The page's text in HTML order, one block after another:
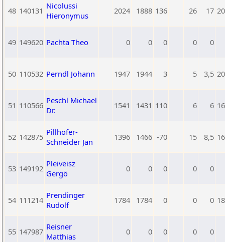
48 140131 Nicolussi
Hieronymus
2024 1888 136 26 17
49 149620 Pachta Theo 0 0 0 0 0
50 110532 Perndl Johann 1947 1944 3 5 3,5
51 110566 Peschl Michael
Dr.
1541 1431 110 6 6
52 142875 Pillhofer-
Schneider Jan
1396 1466 -70 15 8,5
53 149192 Pleiveisz
Gergö
0 0 0 0 0
54 111214 Prendinger
Rudolf
1784 1784 0 0 0
55 147987 Reisner
Matthias
0 0 0 0 0